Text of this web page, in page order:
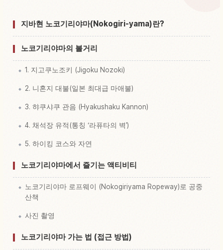
산 Nokogiriyama 체험 찾기↗
지바현 노코기리야마(Nokogiri-yama)란?
노코기리야마의 볼거리
1. 지고쿠노조키 (Jigoku Nozoki)
2. 니혼지 대불(일본 최대급 마애불)
3. 햐쿠샤쿠 관음 (Hyakushaku Kannon)
4. 채석장 유적(통칭 ‘라퓨타의 벽’)
5. 하이킹 코스와 자연
노코기리야마에서 즐기는 액티비티
노코기리야마 로프웨이 (Nokogiriyama Ropeway)로 공중
산책
사진 촬영
노코기리야마 가는 법 (접근 방법)